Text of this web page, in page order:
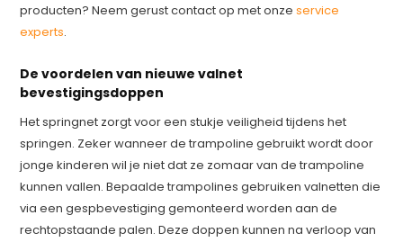
producten? Neem gerust contact op met onzeservice
experts.
De voordelen van nieuwe valnet
bevestigingsdoppen
Het springnet zorgt voor een stukje veiligheid tijdens het
springen. Zeker wanneer de trampoline gebruikt wordt door
jonge kinderen wil je niet dat ze zomaar van de trampoline
kunnen vallen. Bepaalde trampolines gebruiken valnetten die
via een gespbevestiging gemonteerd worden aan de
rechtopstaande palen. Deze doppen kunnen na verloop van